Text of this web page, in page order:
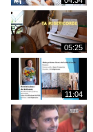
05:25
11:04